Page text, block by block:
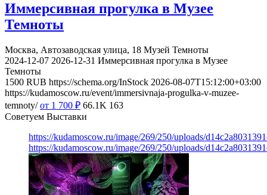
Иммерсивная прогулка в Музее
Темноты
Москва, Автозаводская улица, 18 Музей Темноты
2024-12-07 2026-12-31 Иммерсивная прогулка в Музее
Темноты
1500 RUB https://schema.org/InStock 2026-08-07T15:12:00+03:00
https://kudamoscow.ru/event/immersivnaja-progulka-v-muzee-
temnoty/ от 1 700 ₽ 66.1K 163
Советуем Выставки
https://kudamoscow.ru/image/269/250/uploads/
https://kudamoscow.ru/image/269/250/uploads/